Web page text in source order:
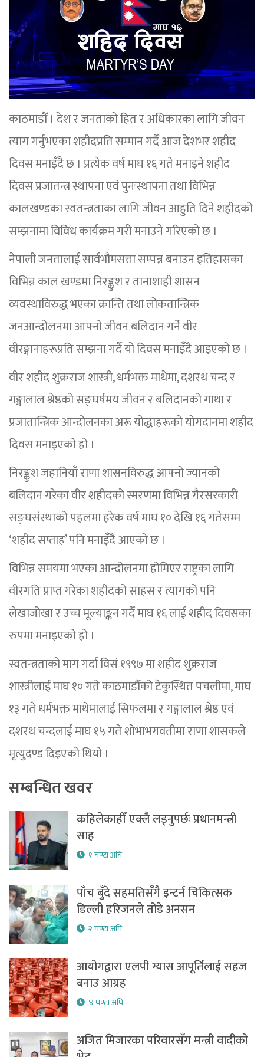
काठमाडौँ । देश र जनताको हित र अधिकारका लागि जीवन
त्याग गर्नुभएका शहीदप्रति सम्मान गर्दै आज देशभर शहीद
दिवस मनाइँदै छ । प्रत्येक वर्ष माघ १६ गते मनाइने शहीद
दिवस प्रजातन्त्र स्थापना एवं पुनःस्थापना तथा विभिन्न
कालखण्डका स्वतन्त्रताका लागि जीवन आहुति दिने शहीदको
सम्झनामा विविध कार्यक्रम गरी मनाउने गरिएको छ ।
नेपाली जनतालाई सार्वभौमसत्ता सम्पन्न बनाउन इतिहासका
विभिन्न काल खण्डमा निरङ्कुश र तानाशाही शासन
व्यवस्थाविरुद्ध भएका क्रान्ति तथा लोकतान्त्रिक
जनआन्दोलनमा आफ्नो जीवन बलिदान गर्ने वीर
वीरङ्गानाहरूप्रति सम्झना गर्दै यो दिवस मनाइँदै आइएको छ ।
वीर शहीद शुक्रराज शास्त्री, धर्मभक्त माथेमा, दशरथ चन्द र
गङ्गालाल श्रेष्ठको सङ्घर्षमय जीवन र बलिदानको गाथा र
प्रजातान्त्रिक आन्दोलनका अरू योद्धाहरूको योगदानमा शहीद
दिवस मनाइएको हो ।
निरङ्कुश जहानियाँ राणा शासनविरुद्ध आफ्नो ज्यानको
बलिदान गरेका वीर शहीदको स्मरणमा विभिन्न गैरसरकारी
सङ्घसंस्थाको पहलमा हरेक वर्ष माघ १० देखि १६ गतेसम्म
‘शहीद सप्ताह’ पनि मनाइँदै आएको छ ।
विभिन्न समयमा भएका आन्दोलनमा होमिएर राष्ट्रका लागि
वीरगति प्राप्त गरेका शहीदको साहस र त्यागको पनि
लेखाजोखा र उच्च मूल्याङ्कन गर्दै माघ १६ लाई शहीद दिवसका
रुपमा मनाइएको हो ।
स्वतन्त्रताको माग गर्दा विसं १९९७ मा शहीद शुक्रराज
शास्त्रीलाई माघ १० गते काठमाडौँको टेकुस्थित पचलीमा, माघ
१३ गते धर्मभक्त माथेमालाई सिफलमा र गङ्गालाल श्रेष्ठ एवं
दशरथ चन्दलाई माघ १५ गते शोभाभगवतीमा राणा शासकले
मृत्युदण्ड दिइएको थियो ।
सम्बन्धित खवर
कहिलेकाहीँ एक्लै लड्नुपर्छः प्रधानमन्त्री
साह
१ घण्टा अघि
पाँच बुँदे सहमतिसँगै इन्टर्न चिकित्सक
डिल्ली हरिजनले तोडे अनसन
२ घण्टा अघि
आयोगद्वारा एलपी ग्यास आपूर्तिलाई सहज
बनाउ आग्रह
४ घण्टा अघि
अजित मिजारका परिवारसँग मन्त्री वादीको